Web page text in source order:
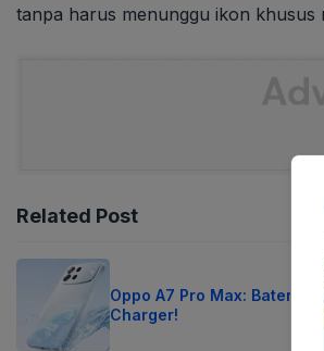
tanpa harus menunggu ikon khusus
Related Post
Oppo A7 Pro Max: Baterai
Charger!